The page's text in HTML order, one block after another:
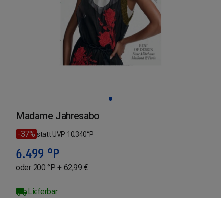
Madame Jahresabo
-37% statt UVP 10.340°P
6.499 °P
oder 200 °P + 62,99 €
Lieferbar